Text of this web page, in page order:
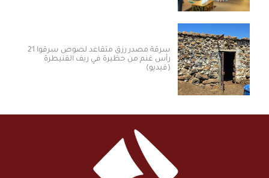
سرقة مصدر رزق متقاعد لصوص سرقوا 21
رأس غنم من حظيرة في ريف القنيطرة
(فيديو)